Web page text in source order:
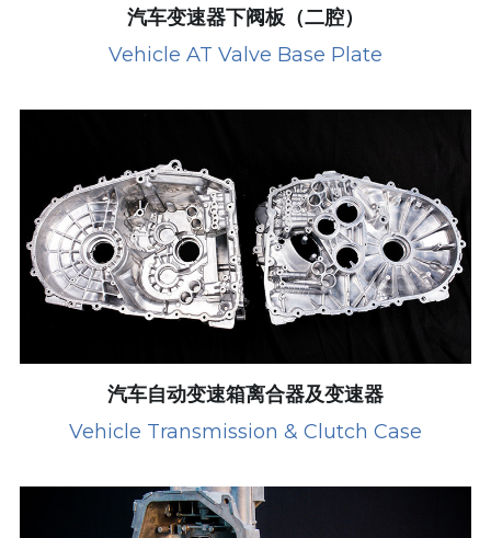
汽车变速器下阀板（二腔）
Vehicle AT Valve Base Plate
汽车自动变速箱离合器及变速器
Vehicle Transmission & Clutch Case